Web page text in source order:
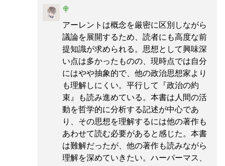
🍭
アーレントは概念を厳密に区別しながら
議論を展開するため、読者にも高度な前
提知識が求められる。思想として興味深
い点は多かったものの、現時点では自分
にはやや抽象的で、他の政治思想家より
も理解しにくい。平行して『政治の約
束』も読み進めている。本書は人間の活
動を哲学的に分析する記述が中心であ
り、その思想を理解するには他の著作も
あわせて読む必要があると感じた。本書
は難解だったが、他の著作も読みながら
理解を深めていきたい。ハーバーマス、